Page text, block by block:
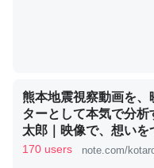
ちぼちRingも置こうか
位置情報を共有してる
これ見て生きてるなって
─たまにLINEするくらいだ
コミュニケーションが劇的
熊本地震視察動画を、
ターとして本気で分析
太郎｜映像で、想いを
170 users note.com/